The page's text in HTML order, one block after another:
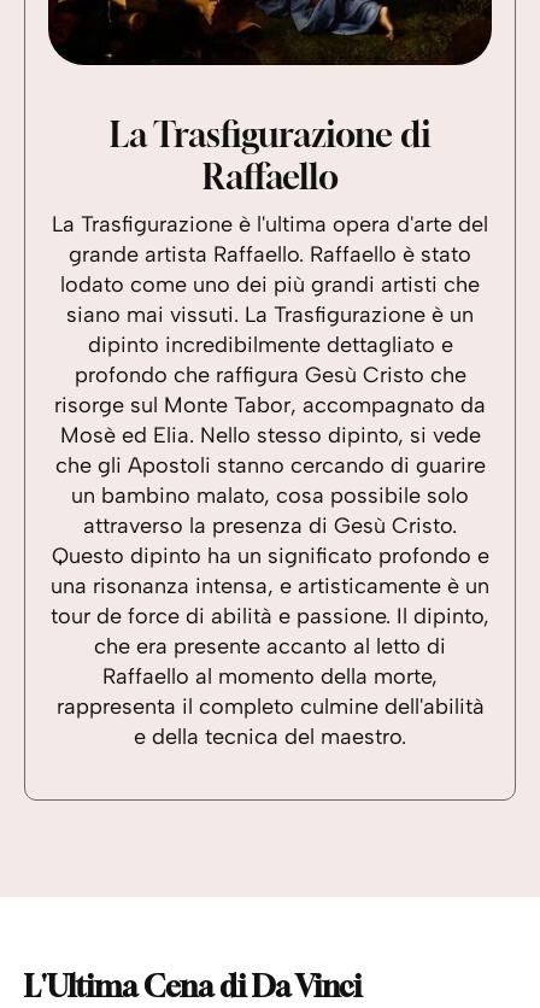
La Trasfigurazione di
Raffaello
La Trasfigurazione è l'ultima opera d'arte del
grande artista Raffaello. Raffaello è stato
lodato come uno dei più grandi artisti che
siano mai vissuti. La Trasfigurazione è un
dipinto incredibilmente dettagliato e
profondo che raffigura Gesù Cristo che
risorge sul Monte Tabor, accompagnato da
Mosè ed Elia. Nello stesso dipinto, si vede
che gli Apostoli stanno cercando di guarire
un bambino malato, cosa possibile solo
attraverso la presenza di Gesù Cristo.
Questo dipinto ha un significato profondo e
una risonanza intensa, e artisticamente è un
tour de force di abilità e passione. Il dipinto,
che era presente accanto al letto di
Raffaello al momento della morte,
rappresenta il completo culmine dell'abilità
e della tecnica del maestro.
L'Ultima Cena di Da Vinci